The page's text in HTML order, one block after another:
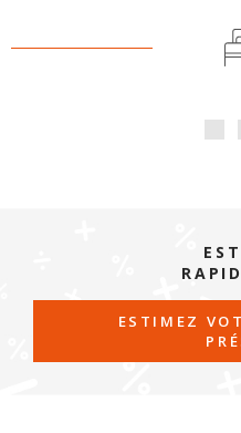
ESTIMEZ